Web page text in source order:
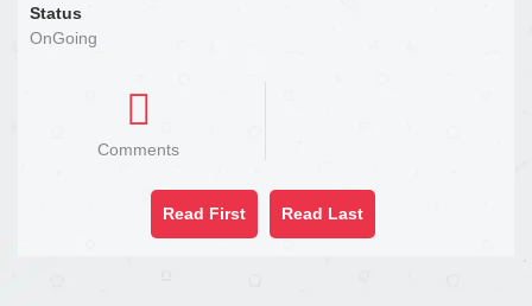
Status
OnGoing
Comments
Read First Read Last